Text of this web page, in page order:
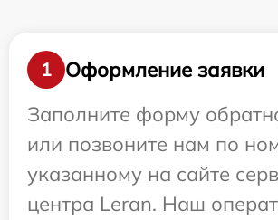
1
Оформление заявки
Заполните форму
или позвоните нам по
указанному на сайте
центра Leran. Наш